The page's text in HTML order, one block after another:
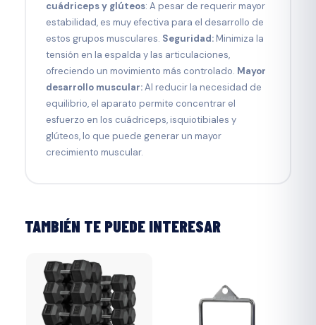
cuádriceps y glúteos: A pesar de requerir mayor
estabilidad, es muy efectiva para el desarrollo de
estos grupos musculares. Seguridad:Minimiza la
tensión en la espalda y las articulaciones,
ofreciendo un movimiento más controlado. Mayor
desarrollo muscular:Al reducir la necesidad de
equilibrio, el aparato permite concentrar el
esfuerzo en los cuádriceps, isquiotibiales y
glúteos, lo que puede generar un mayor
crecimiento muscular.
TAMBIÉN TE PUEDE INTERESAR